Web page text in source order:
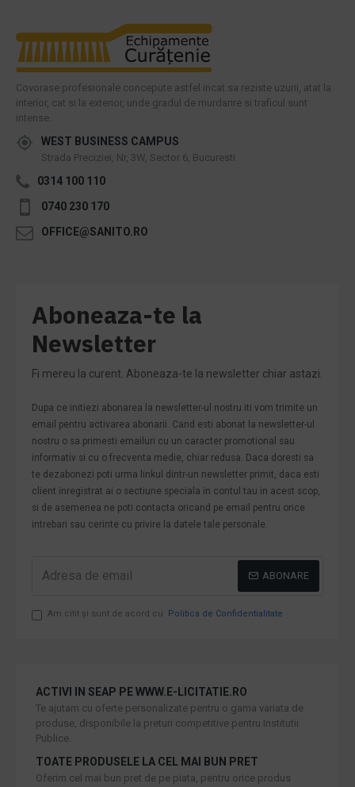
Covorase profesionale concepute astfel incat sa reziste uzurii, atat la
interior, cat si la exterior, unde gradul de murdarire si traficul sunt
intense.
WEST BUSINESS CAMPUS
Strada Preciziei, Nr, 3W, Sector 6, Bucuresti
0314 100 110
0740 230 170
OFFICE@SANITO.RO
Aboneaza-te la
Newsletter
Fi mereu la curent. Aboneaza-te la newsletter chiar astazi.
Dupa ce initiezi abonarea la newsletter-ul nostru iti vom trimite un
email pentru activarea abonarii. Cand esti abonat la newsletter-ul
nostru o sa primesti emailuri cu un caracter promotional sau
informativ si cu o frecventa medie, chiar redusa. Daca doresti sa
te dezabonezi poti urma linkul dintr-un newsletter primit, daca esti
client inregistrat ai o sectiune speciala in contul tau in acest scop,
si de asemenea ne poti contacta oricand pe email pentru orice
intrebari sau cerinte cu privire la datele tale personale.
ABONARE
Am citit şi sunt de acord cu Politica de Confidentialitate
ACTIVI IN SEAP PE WWW.E-LICITATIE.RO
Te ajutam cu oferte personalizate pentru o gama variata de
produse, disponibile la preturi competitive pentru Institutii
Publice.
TOATE PRODUSELE LA CEL MAI BUN PRET
Oferim cel mai bun pret de pe piata, pentru orice produs